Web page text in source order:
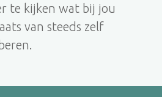
te kijken wat bij jou
van steeds zelf